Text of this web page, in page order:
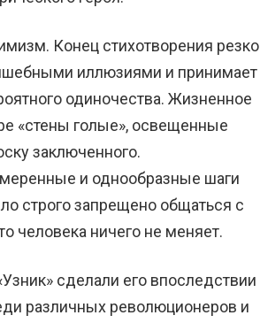
Конец стихотворения резко
иллюзиями и принимает
одиночества. Жизненное
«стены голые», освещенные
заключенного.
и однообразные шаги
строго запрещено общаться с
человека ничего не меняет.
сделали его впоследствии
различных революционеров и